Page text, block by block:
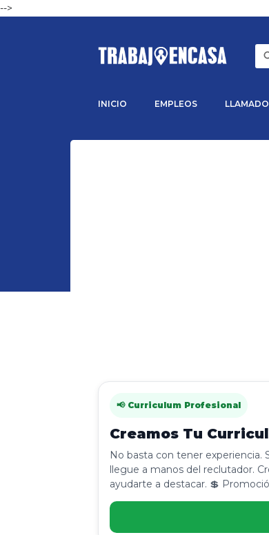
-->
INICIO EMPLEOS
📢 Curriculum Profesional
Creamos Tu
No basta con tener experiencia.
llegue a manos del reclutador.
ayudarte a destacar. 💲